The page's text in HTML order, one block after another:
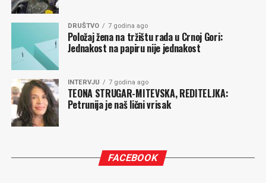
DRUŠTVO 7 godina ago
Položaj žena na tržištu rada u Crnoj Gori:
Jednakost na papiru nije jednakost
INTERVJU 7 godina ago
TEONA STRUGAR-MITEVSKA, REDITELJKA:
Petrunija je naš lični vrisak
FACEBOOK